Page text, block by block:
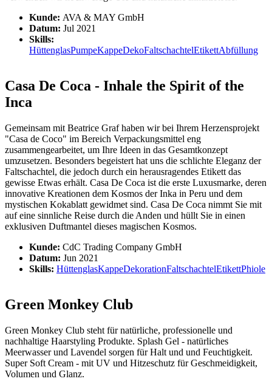
Kunde: AVA & MAY GmbH
Datum: Jul 2021
Skills:
HüttenglasPumpeKappeDekoFaltschachtelEtikettAbfüllung
Casa De Coca - Inhale the Spirit of the
Inca
Gemeinsam mit Beatrice Graf haben wir bei Ihrem Herzensprojekt
"Casa de Coco" im Bereich Verpackungsmittel eng
zusammengearbeitet, um Ihre Ideen in das Gesamtkonzept
umzusetzen. Besonders begeistert hat uns die schlichte Eleganz der
Faltschachtel, die jedoch durch ein herausragendes Etikett das
gewisse Etwas erhält. Casa De Coca ist die erste Luxusmarke, deren
innovative Kreationen dem Kosmos der Inka in Peru und dem
mystischen Kokablatt gewidmet sind. Casa De Coca nimmt Sie mit
auf eine sinnliche Reise durch die Anden und hüllt Sie in einen
exklusiven Duftmantel dieses magischen Kosmos.
Kunde: CdC Trading Company GmbH
Datum: Jun 2021
Skills: HüttenglasKappeDekorationFaltschachtelEtikettPhiole
Green Monkey Club
Green Monkey Club steht für natürliche, professionelle und
nachhaltige Haarstyling Produkte. Splash Gel - natürliches
Meerwasser und Lavendel sorgen für Halt und und Feuchtigkeit.
Super Soft Cream - mit UV und Hitzeschutz für Geschmeidigkeit,
Volumen und Glanz.